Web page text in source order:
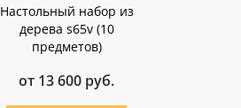
Настольный набор из
дерева s65v (10
предметов)
от 13 600 руб.